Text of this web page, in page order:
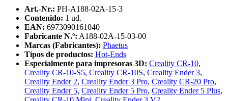
Art.-Nr.: PH-A188-02A-15-3
Contenido: 1 ud.
EAN: 6973090161040
Fabricante N.º: A188-02A-15-03-00
Marcas (Fabricantes): Phaetus
Tipos de productos: Hot-Ends
Especialmente para impresoras 3D: Creality CR-10,
Creality CR-10-S5, Creality CR-10S, Creality Ender 3,
Creality Ender 2, Creality Ender 3 Pro, Creality CR-20 Pro,
Creality Ender 5, Creality Ender 5 Pro, Creality Ender 5 Plus,